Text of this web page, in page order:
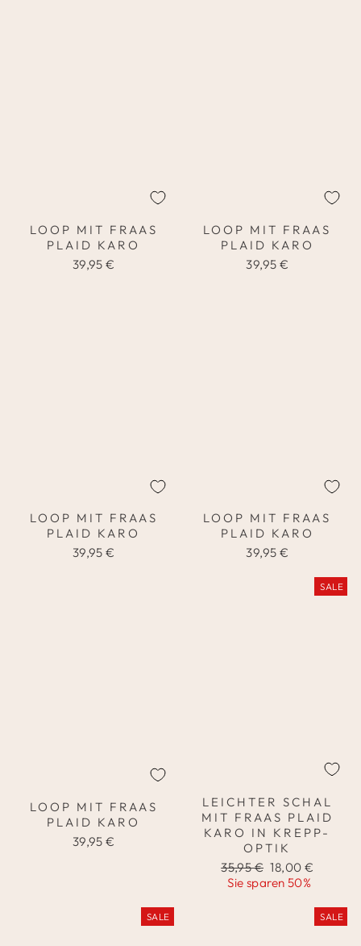
LOOP MIT FRAAS
PLAID KARO
39,95 €
LOOP MIT FRAAS
PLAID KARO
39,95 €
LOOP MIT FRAAS
PLAID KARO
39,95 €
LOOP MIT FRAAS
PLAID KARO
39,95 €
LOOP MIT FRAAS
PLAID KARO
39,95 €
SALE
LEICHTER SCHAL
MIT FRAAS PLAID
KARO IN KREPP-
OPTIK
Normaler
Preis
35,95 € Sonderpreis
18,00 €
Sie sparen 50%
SALE SALE